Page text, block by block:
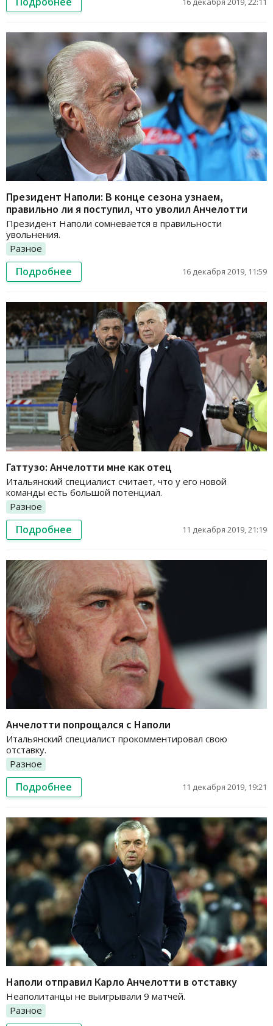
Президент Наполи: В конце сезона узнаем,
правильно ли я поступил, что уволил Анчелотти
Президент Наполи сомневается в правильности
увольнения.
Разное
Подробнее 16 декабря 2019, 11:59
Гаттузо: Анчелотти мне как отец
Итальянский специалист считает, что у его новой
команды есть большой потенциал.
Разное
Подробнее 11 декабря 2019, 21:19
Анчелотти попрощался с Наполи
Итальянский специалист прокомментировал свою
отставку.
Разное
Подробнее 11 декабря 2019, 19:21
Наполи отправил Карло Анчелотти в отставку
Неаполитанцы не выигрывали 9 матчей.
Разное